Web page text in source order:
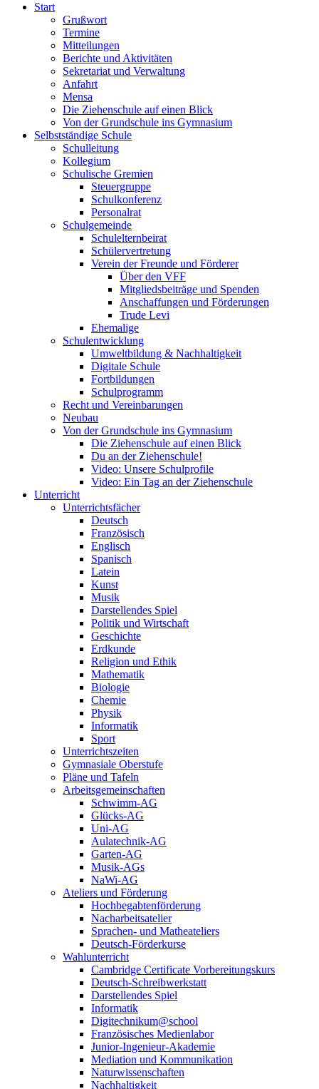
Start
Grußwort
Termine
Mitteilungen
Berichte und Aktivitäten
Sekretariat und Verwaltung
Anfahrt
Mensa
Die Ziehenschule auf einen Blick
Von der Grundschule ins Gymnasium
Selbstständige Schule
Schulleitung
Kollegium
Schulische Gremien
Steuergruppe
Schulkonferenz
Personalrat
Schulgemeinde
Schulelternbeirat
Schülervertretung
Verein der Freunde und Förderer
Über den VFF
Mitgliedsbeiträge und Spenden
Anschaffungen und Förderungen
Trude Levi
Ehemalige
Schulentwicklung
Umweltbildung & Nachhaltigkeit
Digitale Schule
Fortbildungen
Schulprogramm
Recht und Vereinbarungen
Neubau
Von der Grundschule ins Gymnasium
Die Ziehenschule auf einen Blick
Du an der Ziehenschule!
Video: Unsere Schulprofile
Video: Ein Tag an der Ziehenschule
Unterricht
Unterrichtsfächer
Deutsch
Französisch
Englisch
Spanisch
Latein
Kunst
Musik
Darstellendes Spiel
Politik und Wirtschaft
Geschichte
Erdkunde
Religion und Ethik
Mathematik
Biologie
Chemie
Physik
Informatik
Sport
Unterrichtszeiten
Gymnasiale Oberstufe
Pläne und Tafeln
Arbeitsgemeinschaften
Schwimm-AG
Glücks-AG
Uni-AG
Aulatechnik-AG
Garten-AG
Musik-AGs
NaWi-AG
Ateliers und Förderung
Hochbegabtenförderung
Nacharbeitsatelier
Sprachen- und Matheateliers
Deutsch-Förderkurse
Wahlunterricht
Cambridge Certificate Vorbereitungskurs
Deutsch-Schreibwerkstatt
Darstellendes Spiel
Informatik
Digitechnikum@school
Französisches Medienlabor
Junior-Ingenieur-Akademie
Mediation und Kommunikation
Naturwissenschaften
Nachhaltigkeit